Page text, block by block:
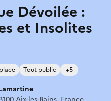
Dévoilée :
et Insolites
Tout public +5